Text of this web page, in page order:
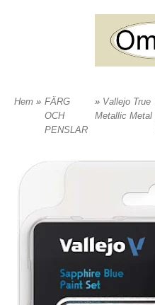
Hem » FÄRG
OCH
PENSLAR
» Vallejo True
Metallic Metal